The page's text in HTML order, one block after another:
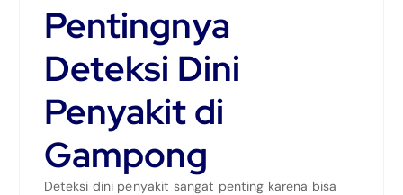
Pentingnya
Deteksi Dini
Penyakit di
Gampong
Deteksi dini penyakit sangat penting karena bisa